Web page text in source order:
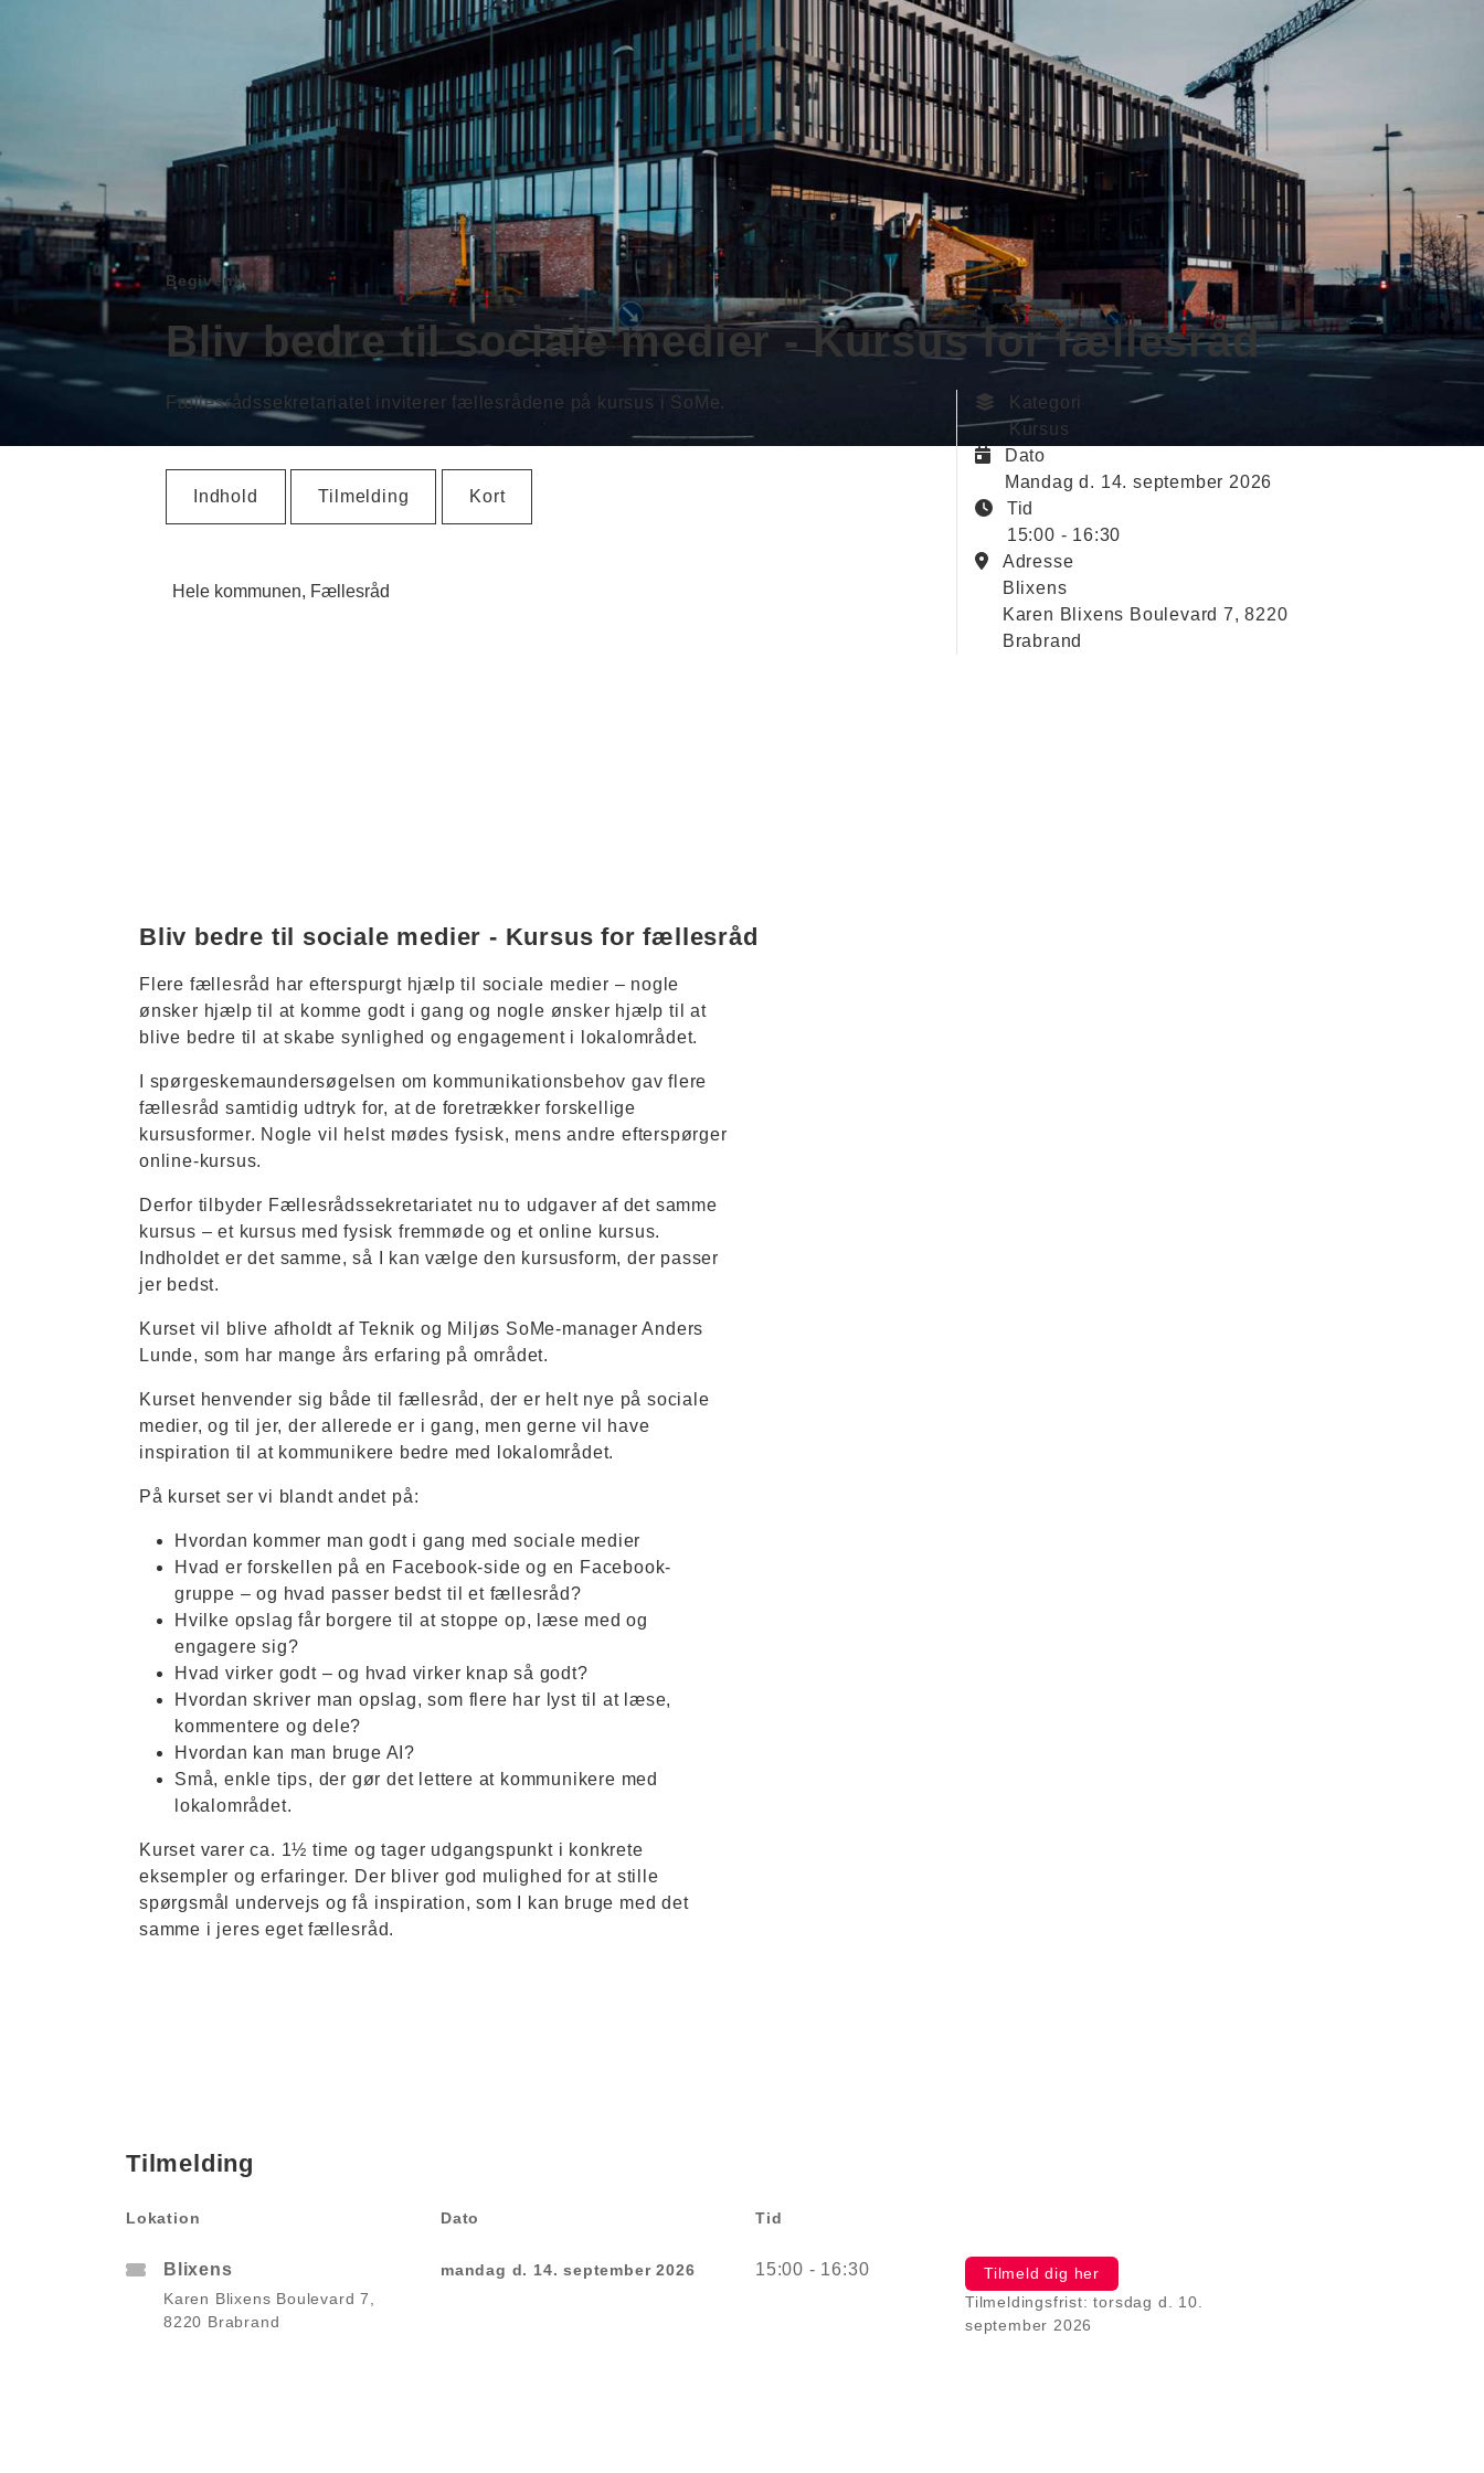
Begivenhed
Bliv bedre til sociale medier - Kursus for fællesråd
Fællesrådssekretariatet inviterer fællesrådene på kursus i SoMe.
Indhold Tilmelding Kort
Hele kommunen Fællesråd
Kategori
Kursus
Dato
mandag d. 14. september 2026
Tid
15:00 - 16:30
Adresse
Blixens
Karen Blixens Boulevard 7, 8220
Brabrand
Bliv bedre til sociale medier - Kursus for fællesråd
Flere fællesråd har efterspurgt hjælp til sociale medier – nogle
ønsker hjælp til at komme godt i gang og nogle ønsker hjælp til at
blive bedre til at skabe synlighed og engagement i lokalområdet.
I spørgeskemaundersøgelsen om kommunikationsbehov gav flere
fællesråd samtidig udtryk for, at de foretrækker forskellige
kursusformer. Nogle vil helst mødes fysisk, mens andre efterspørger
online-kursus.
Derfor tilbyder Fællesrådssekretariatet nu to udgaver af det samme
kursus – et kursus med fysisk fremmøde og et online kursus.
Indholdet er det samme, så I kan vælge den kursusform, der passer
jer bedst.
Kurset vil blive afholdt af Teknik og Miljøs SoMe-manager Anders
Lunde, som har mange års erfaring på området.
Kurset henvender sig både til fællesråd, der er helt nye på sociale
medier, og til jer, der allerede er i gang, men gerne vil have
inspiration til at kommunikere bedre med lokalområdet.
På kurset ser vi blandt andet på:
Hvordan kommer man godt i gang med sociale medier
Hvad er forskellen på en Facebook-side og en Facebook-
gruppe – og hvad passer bedst til et fællesråd?
Hvilke opslag får borgere til at stoppe op, læse med og
engagere sig?
Hvad virker godt – og hvad virker knap så godt?
Hvordan skriver man opslag, som flere har lyst til at læse,
kommentere og dele?
Hvordan kan man bruge AI?
Små, enkle tips, der gør det lettere at kommunikere med
lokalområdet.
Kurset varer ca. 1½ time og tager udgangspunkt i konkrete
eksempler og erfaringer. Der bliver god mulighed for at stille
spørgsmål undervejs og få inspiration, som I kan bruge med det
samme i jeres eget fællesråd.
Tilmelding
Lokation Dato Tid
Blixens
Karen Blixens Boulevard 7,
8220 Brabrand
mandag d. 14. september 2026 15:00 - 16:30
Tilmeld dig her
Tilmeldingsfrist: torsdag d. 10.
september 2026